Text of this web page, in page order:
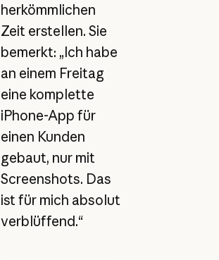
herkömmlichen
Zeit erstellen. Sie
bemerkt: „Ich habe
an einem Freitag
eine komplette
iPhone-App für
einen Kunden
gebaut, nur mit
Screenshots. Das
ist für mich absolut
verblüffend.“